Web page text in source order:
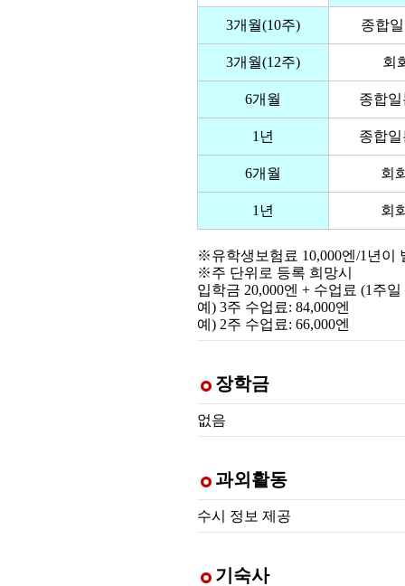
3개월(10주) 종합
3개월(12주) 회
6개월 종합
1년 종합
6개월 회
1년 회
※유학생보험료 10,000엔/1년이
※주 단위로 등록 희망시
입학금 20,000엔 + 수업료 (1주
예) 3주 수업료: 84,000엔
예) 2주 수업료: 66,000엔
장학금
없음
과외활동
수시 정보 제공
기숙사